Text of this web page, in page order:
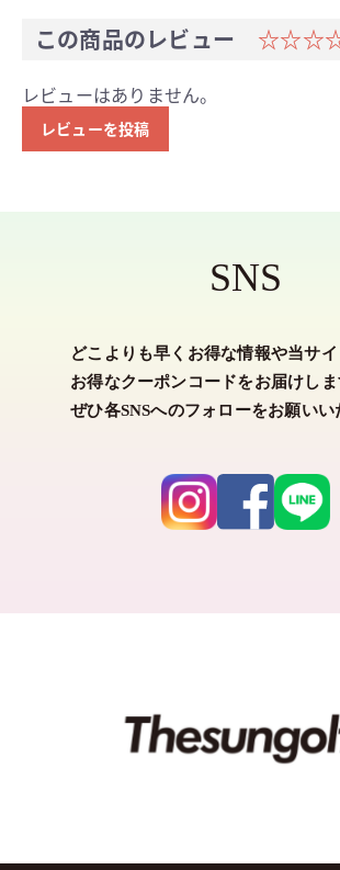
この商品のレビュー
レビューはありません。
レビューを投稿
SNS
どこよりも早くお得な情報や当サ
お得なクーポンコードをお届けしま
ぜひ各SNSへのフォローをお願いい